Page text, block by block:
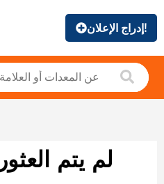
إدراج الإعلان!
لم يتم